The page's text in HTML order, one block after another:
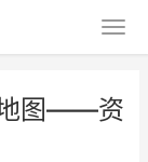
地图——资